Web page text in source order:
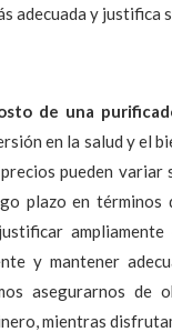
adecuada y justifica
de una
en la salud y el
pueden variar
plazo en términos
y mantener
asegurarnos de
mientras